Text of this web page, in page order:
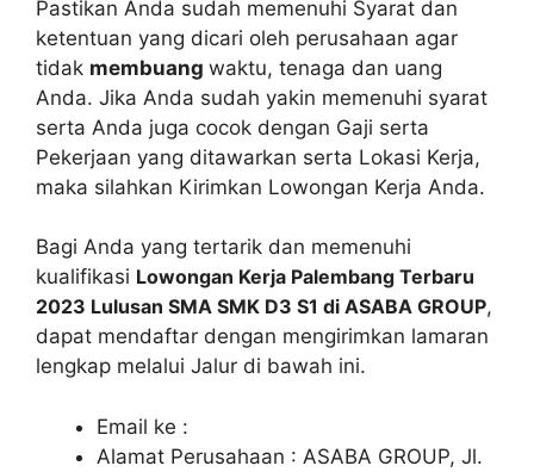
Pastikan Anda sudah memenuhi Syarat dan
ketentuan yang dicari oleh perusahaan agar
tidak membuang waktu, tenaga dan uang
Anda. Jika Anda sudah yakin memenuhi syarat
serta Anda juga cocok dengan Gaji serta
Pekerjaan yang ditawarkan serta Lokasi Kerja,
maka silahkan Kirimkan Lowongan Kerja Anda.
Bagi Anda yang tertarik dan memenuhi
kualifikasi Lowongan Kerja Palembang Terbaru
2023 Lulusan SMA SMK D3 S1 di ASABA GROUP,
dapat mendaftar dengan mengirimkan lamaran
lengkap melalui Jalur di bawah ini.
Email ke :
Alamat Perusahaan : ASABA GROUP, Jl.